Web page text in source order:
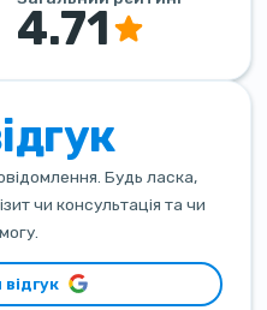
4.71
Будь ласка,
чи консультація та чи